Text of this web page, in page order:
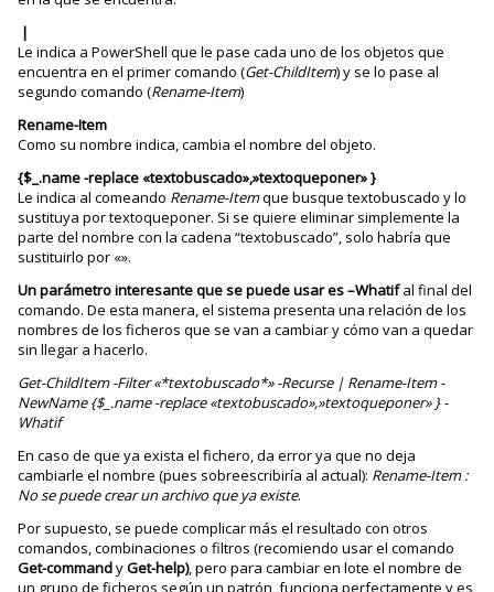
|
Le indica a PowerShell que le pase cada uno de los objetos que
encuentra en el primer comando (Get-ChildItem) y se lo pase al
segundo comando (Rename-Item)
Rename-Item
Como su nombre indica, cambia el nombre del objeto.
{$_.name -replace «textobuscado»,»textoqueponer» }
Le indica al comeando Rename-Itemque busque textobuscado y lo
sustituya por textoqueponer. Si se quiere eliminar simplemente la
parte del nombre con la cadena “textobuscado”, solo habría que
sustituirlo por «».
Un parámetro interesante que se puede usar es –Whatifal final del
comando. De esta manera, el sistema presenta una relación de los
nombres de los ficheros que se van a cambiar y cómo van a quedar
sin llegar a hacerlo.
Get-ChildItem -Filter «*textobuscado*» -Recurse | Rename-Item -
NewName {$_.name -replace «textobuscado»,»textoqueponer» } -
Whatif
En caso de que ya exista el fichero, da error ya que no deja
cambiarle el nombre (pues sobreescribiría al actual): Rename-Item :
No se puede crear un archivo que ya existe.
Por supuesto, se puede complicar más el resultado con otros
comandos, combinaciones o filtros (recomiendo usar el comando
Get-commandyGet-help), pero para cambiar en lote el nombre de
un grupo de ficheros según un patrón, funciona perfectamente y es